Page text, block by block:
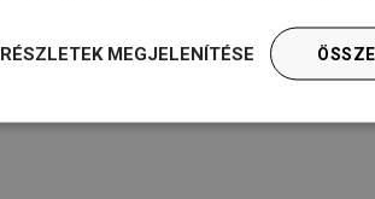
RÉSZLETEK MEGJELENÍTÉSE